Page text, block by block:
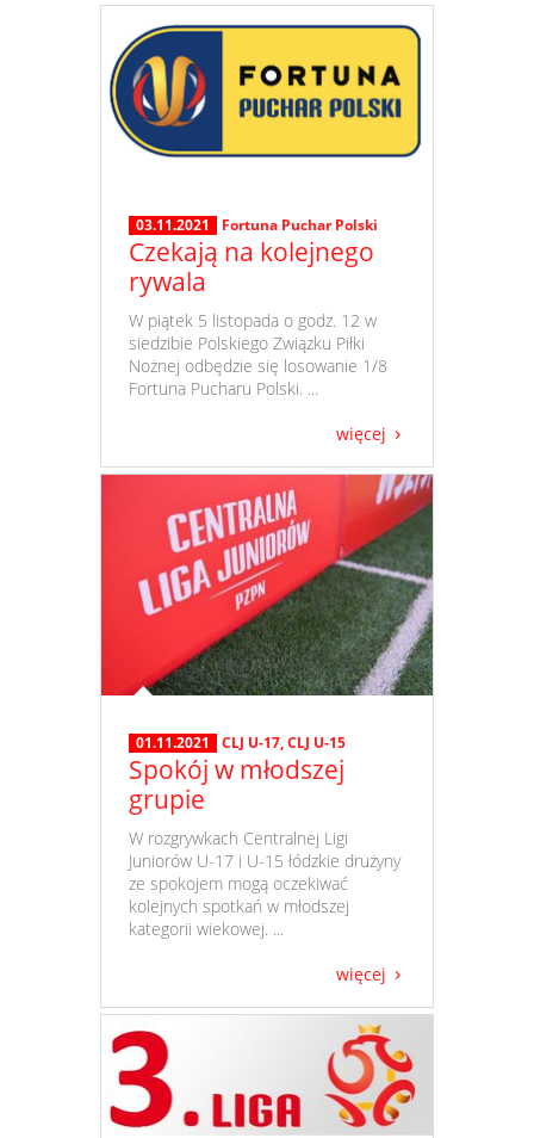
03.11.2021 Fortuna Puchar Polski
Czekają na kolejnego
rywala
​ W piątek 5 listopada o godz. 12 w
siedzibie Polskiego Związku Piłki
Nożnej odbędzie się losowanie 1/8
Fortuna Pucharu Polski. ...
więcej
01.11.2021 CLJ U-17,CLJ U-15
Spokój w młodszej
grupie
​ W rozgrywkach Centralnej Ligi
Juniorów U-17 i U-15 łódzkie drużyny
ze spokojem mogą oczekiwać
kolejnych spotkań w młodszej
kategorii wiekowej. ...
więcej